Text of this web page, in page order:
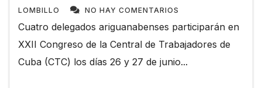
LOMBILLO NO HAY COMENTARIOS
Cuatro delegados ariguanabenses participarán en
XXII Congreso de la Central de Trabajadores de
Cuba (CTC) los días 26 y 27 de junio...